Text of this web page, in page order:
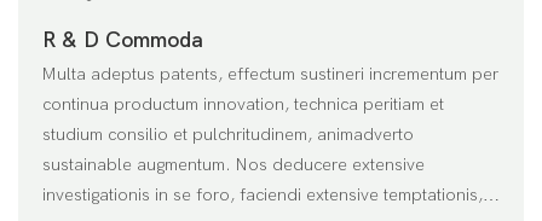
R & D Commoda
Multa adeptus patents, effectum sustineri incrementum per
continua productum innovation, technica peritiam et
studium consilio et pulchritudinem, animadverto
sustainable augmentum. Nos deducere extensive
investigationis in se foro, faciendi extensive temptationis,